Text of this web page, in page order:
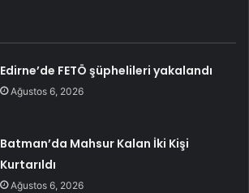
Edirne’de FETÖ şüphelileri yakalandı
Ağustos 6, 2026
Batman’da Mahsur Kalan İki Kişi
Kurtarıldı
Ağustos 6, 2026